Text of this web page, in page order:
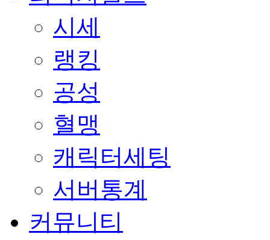
시세
랭킹
공성
혈맹
캐릭터세팅
서버통계
커뮤니티